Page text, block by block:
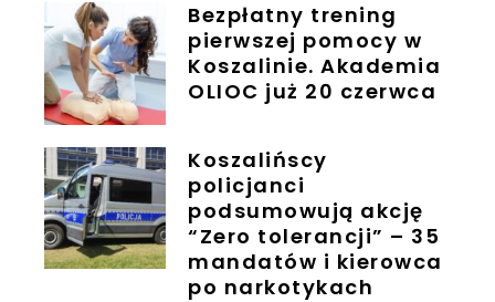
Bezpłatny trening
pierwszej pomocy w
Koszalinie. Akademia
OLIOC już 20 czerwca
Koszalińscy
policjanci
podsumowują akcję
“Zero tolerancji” – 35
mandatów i kierowca
po narkotykach